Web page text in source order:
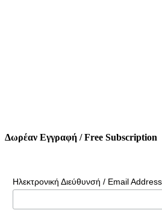
Δωρέαν Εγγραφή / Free Subscription
Ηλεκτρονική Διεύθυνσή / Email Address